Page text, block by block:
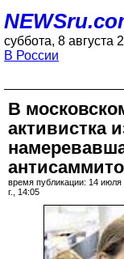
суббота, 8 августа
В России
В
активистка
время публикации: 14 июля
г., 14:05